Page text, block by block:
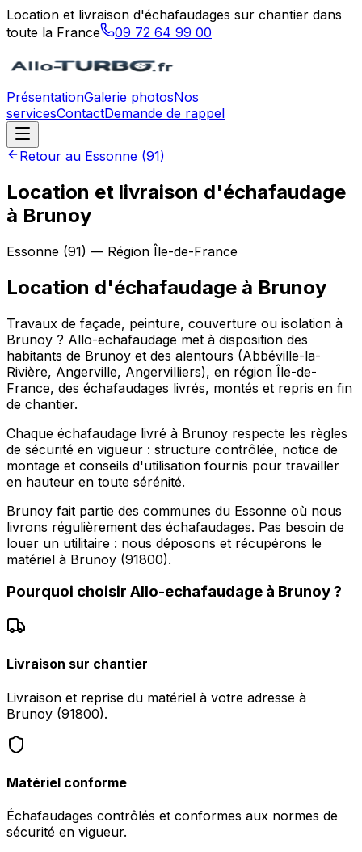
Location et livraison d'échafaudages sur chantier dans
toute la France
09 72 64 99 00
PrésentationGalerie photosNos
servicesContactDemande de rappel
Retour au Essonne (91)
Location et livraison d'échafaudage
à Brunoy
Essonne (91) — Région Île-de-France
Location d'échafaudage à Brunoy
Travaux de façade, peinture, couverture ou isolation à
Brunoy ? Allo-echafaudage met à disposition des
habitants de Brunoy et des alentours (Abbéville-la-
Rivière, Angerville, Angervilliers), en région Île-de-
France, des échafaudages livrés, montés et repris en fin
de chantier.
Chaque échafaudage livré à Brunoy respecte les règles
de sécurité en vigueur : structure contrôlée, notice de
montage et conseils d'utilisation fournis pour travailler
en hauteur en toute sérénité.
Brunoy fait partie des communes du Essonne où nous
livrons régulièrement des échafaudages. Pas besoin de
louer un utilitaire : nous déposons et récupérons le
matériel à Brunoy (91800).
Pourquoi choisir Allo-echafaudage à Brunoy?
Livraison sur chantier
Livraison et reprise du matériel à votre adresse à
Brunoy (91800).
Matériel conforme
Échafaudages contrôlés et conformes aux normes de
sécurité en vigueur.